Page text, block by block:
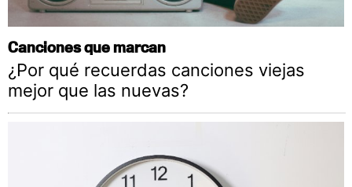
Canciones que marcan
¿Por qué recuerdas canciones viejas
mejor que las nuevas?